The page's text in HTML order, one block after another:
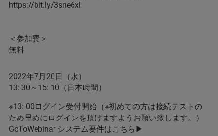
https://bit.ly/3sne6xl
＜参加費＞
無料
2022年7月20日（水）
13: 30～15: 10（日本時間）
※13: 00ログイン受付開始（※初めての方は接続テストの
ため早めにログインを頂けますようお願い致します。）
GoToWebinar システム要件はこちら▶